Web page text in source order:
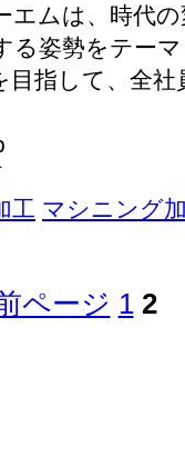
エムは、時代
る姿勢をテー
指して、全
工 マシニング
ページ 1 2